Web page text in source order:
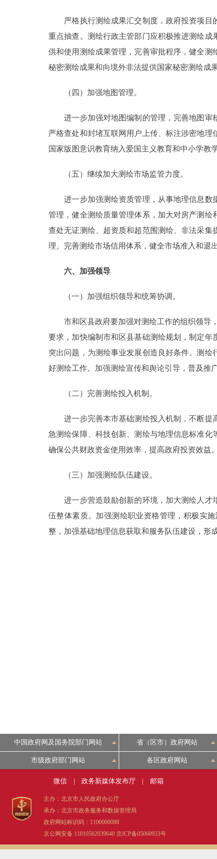
严格执行测绘成果汇交制度，政府投资项目
重点抽查。测绘行政主管部门应积极推进测绘
供和使用测绘成果管理，完善审批程序，健全
秘密测绘成果和向境外非法提供国家秘密测绘成
（四）加强地图管理。
进一步加强对地图编制的管理，完善地图审
严格查处和封堵互联网用户上传、标注涉密地
国家版图意识教育纳入爱国主义教育和中小学教
（五）继续加大测绘市场监管力度。
进一步加强测绘资质管理，从事地理信息数
管理，健全测绘质量管理体系，加大对房产测
查处无证测绘、超资质和超范围测绘、非法采
理。完善测绘市场信用体系，健全市场准入和退
六、加强领导
（一）加强组织领导和统筹协调。
市和区县政府要加强对测绘工作的组织领导，
要求，加快编制市和区县基础测绘规划，制定
突出问题，为测绘事业发展创造良好条件。测
好测绘工作。加强测绘宣传和舆论引导，普及推
（二）完善测绘投入机制。
进一步完善本市基础测绘投入机制，不断提
急测绘保障、科技创新、测绘与地理信息标准
确保公共财政资金使用效率，提高政府投资效益
（三）加强测绘队伍建设。
进一步营造鼓励创新的环境，加大测绘人才
伍整体素质。加强测绘职业资格管理，积极实
整，加强基础地理信息获取和服务队伍建设，形
中国政府网及国务院部门网站 省（区市）政府网站
市级政府部门网站 各区政府网站
微信 政务新媒体发布厅 邮箱
主办：北京市人民政府办公厅
承办：北京市政务服务和数据管理局
政府网站标识码：1100000088
京公网安备 11010502039640 京ICP备05060933号